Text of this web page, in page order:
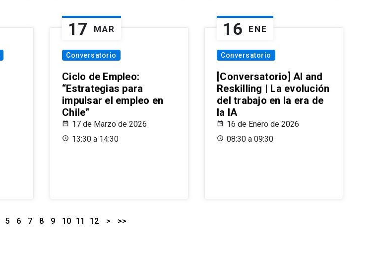
17 MAR
Conversatorio
Ciclo de Empleo:
“Estrategias para
impulsar el empleo en
Chile”
17 de Marzo de 2026
13:30 a 14:30
16 ENE
Conversatorio
[Conversatorio] AI and
Reskilling | La evolución
del trabajo en la era de
la IA
16 de Enero de 2026
08:30 a 09:30
5 6 7 8 9 10 11 12 > >>